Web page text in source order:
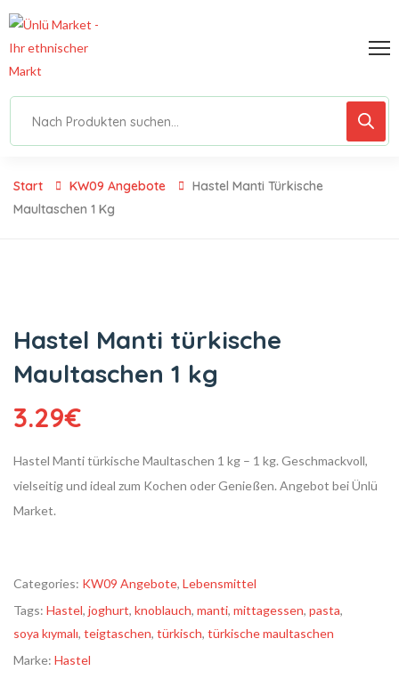
Start KW09 Angebote
Hastel Manti Türkische
Maultaschen 1 Kg
Hastel Manti türkische
Maultaschen 1 kg
3.29€
Hastel Manti türkische Maultaschen 1 kg – 1 kg. Geschmackvoll,
vielseitig und ideal zum Kochen oder Genießen. Angebot bei Ünlü
Market.
Categories: KW09 Angebote, Lebensmittel
Tags: Hastel, joghurt, knoblauch, manti, mittagessen, pasta,
soya kıymalı, teigtaschen, türkisch, türkische maultaschen
Marke: Hastel